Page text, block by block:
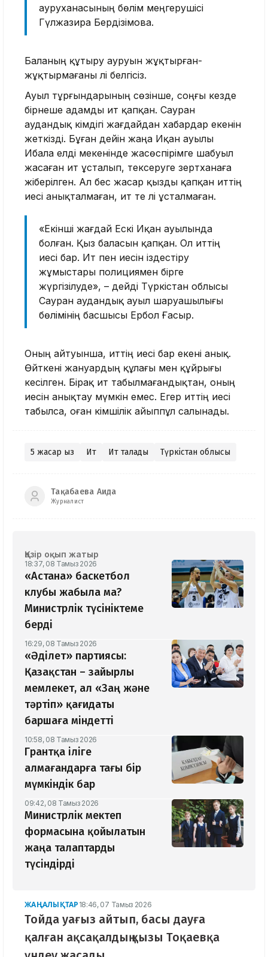
ауруханасының бөлім меңгерушісі
Гүлжазира Бердіәзімова.
Баланың құтыру ауруын жұқтырған-
жұқтырмағаны әлі белгісіз.
Ауыл тұрғындарының сөзінше, соңғы кезде
бірнеше адамды ит қапқан. Сауран
аудандық әкімдігі жағдайдан хабардар екенін
жеткізді. Бұған дейін жаңа Иқан ауылы
Ибала елді мекенінде жасөспірімге шабуыл
жасаған ит ұсталып, тексеруге зертханаға
жіберілген. Ал бес жасар қызды қапқан иттің
иесі анықталмаған, ит те әлі ұсталмаған.
«Екінші жағдай Ескі Иқан ауылында
болған. Қыз баласын қапқан. Ол иттің
иесі бар. Ит пен иесін іздестіру
жұмыстары полициямен бірге
жүргізілуде», – дейді Түркістан облысы
Сауран аудандық ауыл шаруашылығы
бөлімінің басшысы Ербол Ғасыр.
Оның айтуынша, иттің иесі бар екені анық.
Өйткені жануардың құлағы мен құйрығы
кесілген. Бірақ ит табылмағандықтан, оның
иесін анықтау мүмкін емес. Егер иттің иесі
табылса, оған әкімшілік айыппұл салынады.
5 жасар қыз Ит Ит талады Түркістан облысы
Тақабаева Аида
Журналист
Қазір оқып жатыр
18:37, 08 Тамыз 2026
«Астана» баскетбол
клубы жабыла ма?
Министрлік түсініктеме
берді
16:29, 08 Тамыз 2026
«Әділет» партиясы:
Қазақстан – зайырлы
мемлекет, ал «Заң және
тәртіп» қағидаты
баршаға міндетті
10:58, 08 Тамыз 2026
Грантқа іліге
алмағандарға тағы бір
мүмкіндік бар
09:42, 08 Тамыз 2026
Министрлік мектеп
формасына қойылатын
жаңа талаптарды
түсіндірді
ЖАҢАЛЫҚТАР 18:46, 07 Тамыз 2026
Тойда уағыз айтып, басы дауға
қалған ақсақалдың қызы Тоқаевқа